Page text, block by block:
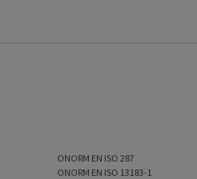
ONORM EN ISO 287
ONORM EN ISO 13183-1